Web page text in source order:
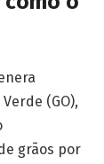
(GO),
grãos por